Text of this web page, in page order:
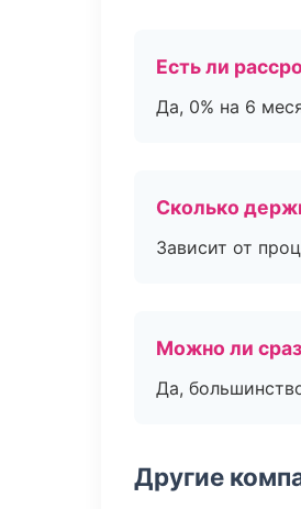
Есть ли
Да, 0% на 6
Сколько
Зависит от
Можно ли
Да,
Другие